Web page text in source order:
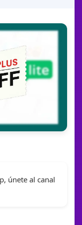
únete al canal